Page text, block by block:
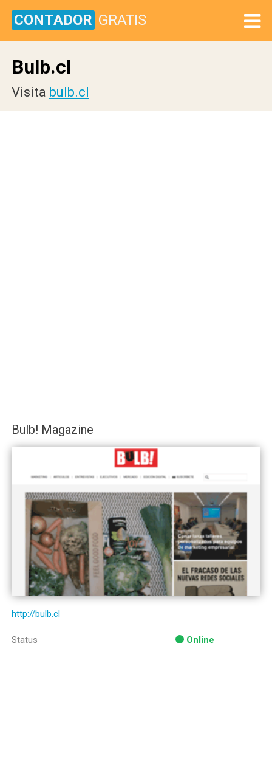
CONTADOR GRATIS
Bulb.cl
Visita bulb.cl
Bulb! Magazine
http://bulb.cl
Status Online